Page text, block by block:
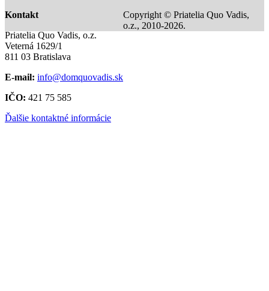
Kontakt
Priatelia Quo Vadis, o.z.
Veterná 1629/1
811 03 Bratislava
E-mail: info@domquovadis.sk
IČO: 421 75 585
Ďalšie kontaktné informácie
Copyright © Priatelia Quo Vadis,
o.z., 2010-2026.